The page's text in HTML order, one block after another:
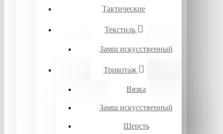
Тактические
Текстиль
Замш искусственный
Трикотаж
Вязка
Замш искусственный
Шерсть